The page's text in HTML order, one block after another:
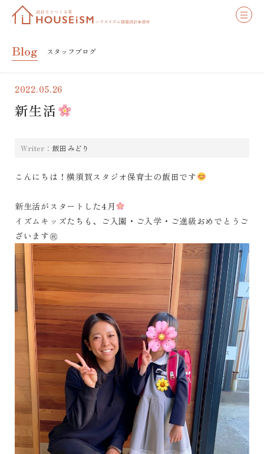
Blog スタッフブログ
2022.05.26
新生活
Writer： 飯田 みどり
こんにちは！横須賀スタジオ保育士の飯田です
新生活がスタートした4月
イズムキッズたちも、ご入園・ご入学・ご進級おめでとうご
ざいます㊗